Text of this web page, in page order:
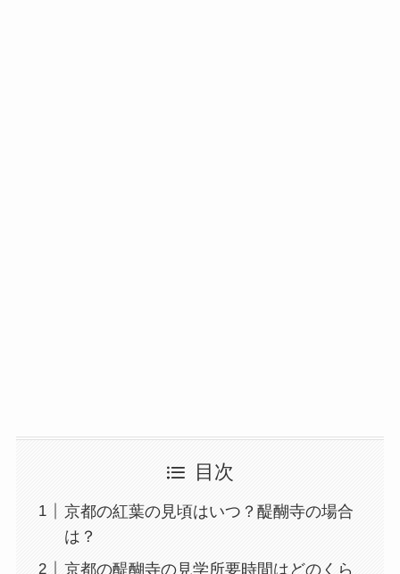
目次
京都の紅葉の見頃はいつ？醍醐寺の場合
は？
京都の醍醐寺の見学所要時間はどのくら